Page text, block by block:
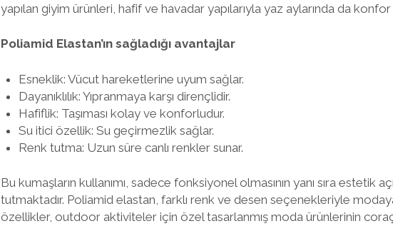
yapılan giyim ürünleri, hafif ve havadar yapılarıyla yaz aylarında da konfor
Poliamid Elastan’ın sağladığı avantajlar
Esneklik: Vücut hareketlerine uyum sağlar.
Dayanıklılık: Yıpranmaya karşı dirençlidir.
Hafiflik: Taşıması kolay ve konforludur.
Su itici özellik: Su geçirmezlik sağlar.
Renk tutma: Uzun süre canlı renkler sunar.
Bu kumaşların kullanımı, sadece fonksiyonel olmasının yanı sıra estetik
tutmaktadır. Poliamid elastan, farklı renk ve desen seçenekleriyle
özellikler, outdoor aktiviteler için özel tasarlanmış moda ürünlerinin